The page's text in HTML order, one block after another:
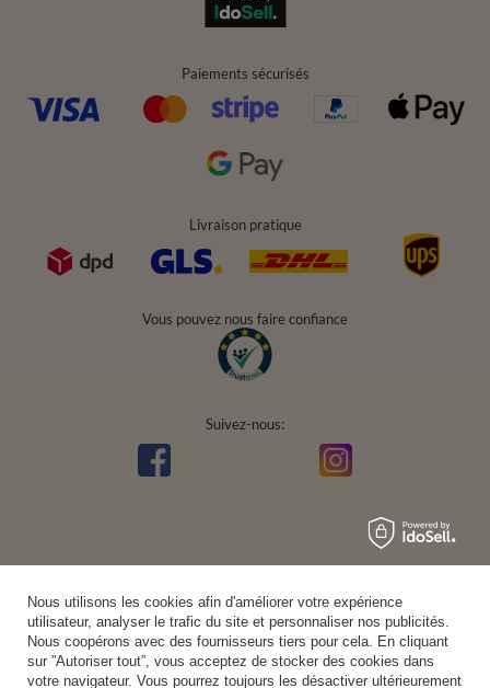
Paiements sécurisés
Livraison pratique
Vous pouvez nous faire confiance
Suivez-nous:
Nous utilisons les cookies afin d'améliorer votre expérience
utilisateur, analyser le trafic du site et personnaliser nos publicités.
Nous coopérons avec des fournisseurs tiers pour cela. En cliquant
sur ”Autoriser tout”, vous acceptez de stocker des cookies dans
votre navigateur. Vous pourrez toujours les désactiver ultérieurement